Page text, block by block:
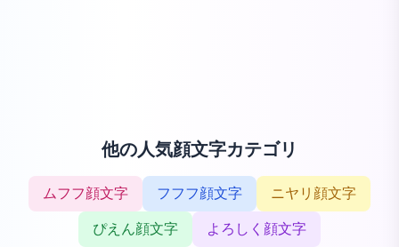
他の人気顔文字カテゴリ
ムフフ顔文字 フフフ顔文字 ニヤリ顔文字
ぴえん顔文字 よろしく顔文字